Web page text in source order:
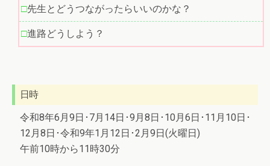
先生とどうつながったらいいのかな？
進路どうしよう？
日時
令和8年6月9日･7月14日･9月8日･10月6日･11月10日･
12月8日･令和9年1月12日･2月9日(火曜日)
午前10時から11時30分